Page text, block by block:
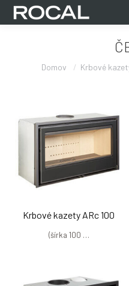
Domov Krbové
Krbové kazety ARc 100
(šírka 100 …